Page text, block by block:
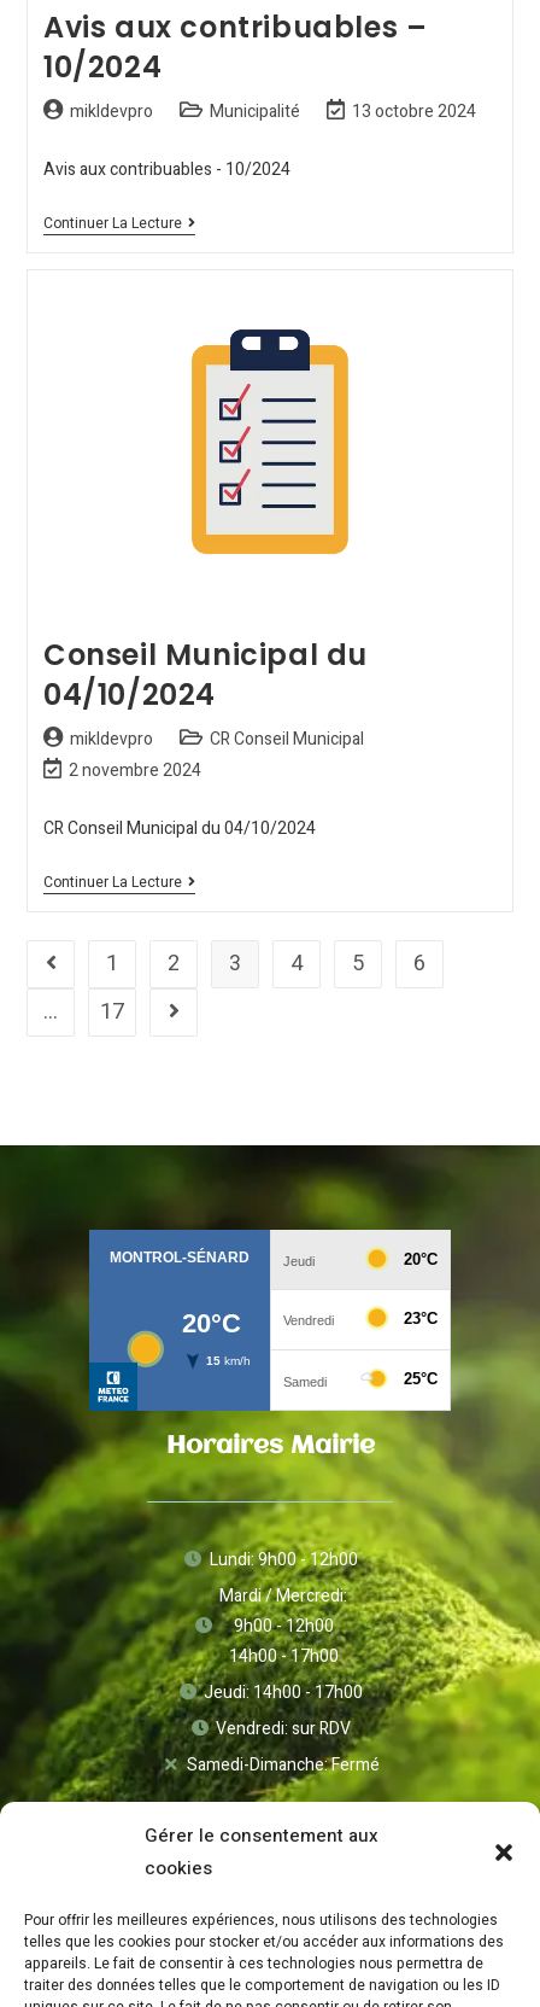
Gérer le consentement aux
cookies
Pour offrir les meilleures expériences, nous utilisons des technologies
telles que les cookies pour stocker et/ou accéder aux informations des
appareils. Le fait de consentir à ces technologies nous permettra de
traiter des données telles que le comportement de navigation ou les ID
Avis aux contribuables –
10/2024
mikldevpro Municipalité 13 octobre 2024
Avis aux contribuables - 10/2024
Continuer La Lecture
Conseil Municipal du
04/10/2024
mikldevpro
CR Conseil Municipal
2 novembre 2024
CR Conseil Municipal du 04/10/2024
Continuer La Lecture
1 2 3 4 5
6
…
17
Horaires Mairie
Lundi: 9h00 - 12h00
Mardi / Mercredi:
9h00 - 12h00
14h00 - 17h00
Jeudi: 14h00 - 17h00
Vendredi: sur RDV
Samedi-Dimanche: Fermé